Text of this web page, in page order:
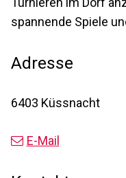
spannende Spiele
Adresse
6403 Küssnacht
E-Mail